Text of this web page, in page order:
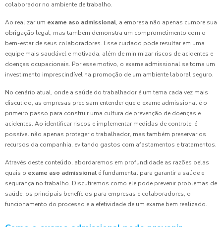
colaborador no ambiente de trabalho.
Ao realizar um exame aso admissional, a empresa não apenas cumpre sua
obrigação legal, mas também demonstra um comprometimento com o
bem-estar de seus colaboradores. Esse cuidado pode resultar em uma
equipe mais saudável e motivada, além de minimizar riscos de acidentes e
doenças ocupacionais. Por esse motivo, o exame admissional se torna um
investimento imprescindível na promoção de um ambiente laboral seguro.
No cenário atual, onde a saúde do trabalhador é um tema cada vez mais
discutido, as empresas precisam entender que o exame admissional é o
primeiro passo para construir uma cultura de prevenção de doenças e
acidentes. Ao identificar riscos e implementar medidas de controle, é
possível não apenas proteger o trabalhador, mas também preservar os
recursos da companhia, evitando gastos com afastamentos e tratamentos.
Através deste conteúdo, abordaremos em profundidade as razões pelas
quais o exame aso admissional é fundamental para garantir a saúde e
segurança no trabalho. Discutiremos como ele pode prevenir problemas de
saúde, os principais benefícios para empresas e colaboradores, o
funcionamento do processo e a efetividade de um exame bem realizado.